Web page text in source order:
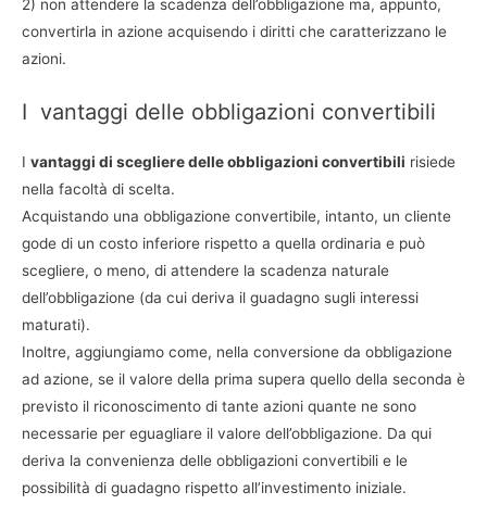
2) non attendere la scadenza dell’obbligazione ma, appunto,
convertirla in azione acquisendo i diritti che caratterizzano le
azioni.
I vantaggi delle obbligazioni convertibili
I vantaggi di scegliere delle obbligazioni convertibili risiede
nella facoltà di scelta.
Acquistando una obbligazione convertibile, intanto, un cliente
gode di un costo inferiore rispetto a quella ordinaria e può
scegliere, o meno, di attendere la scadenza naturale
dell’obbligazione (da cui deriva il guadagno sugli interessi
maturati).
Inoltre, aggiungiamo come, nella conversione da obbligazione
ad azione, se il valore della prima supera quello della seconda è
previsto il riconoscimento di tante azioni quante ne sono
necessarie per eguagliare il valore dell’obbligazione. Da qui
deriva la convenienza delle obbligazioni convertibili e le
possibilità di guadagno rispetto all’investimento iniziale.